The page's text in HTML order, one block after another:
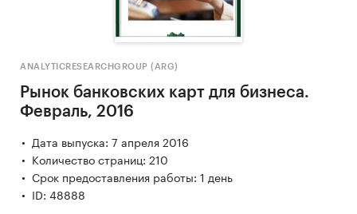
ANALYTICRESEARCHGROUP (ARG)
Рынок банковских карт для бизнеса.
Февраль, 2016
Дата выпуска: 7 апреля 2016
Количество страниц: 210
Срок предоставления работы: 1 день
ID: 48888